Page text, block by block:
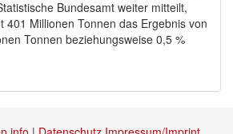
Bundesamt weiter mitteilt,
401 Millionen Tonnen das Ergebnis von
Tonnen beziehungsweise 0,5 %